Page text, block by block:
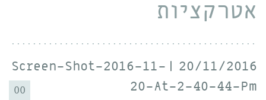
אטרקציות
20/11/2016
Screen-Shot-2016-11-
20-At-2-40-44-Pm
00